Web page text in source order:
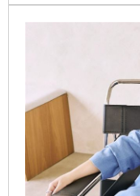
申訴後，水表被拆
水費又恢復正常，
交繳納的水費不會